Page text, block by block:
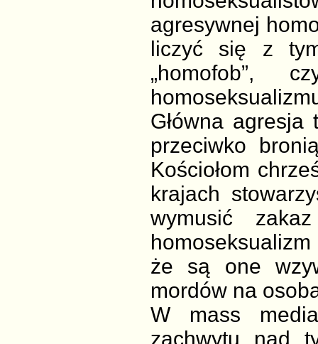
agresywnej
liczyć się z
„homofob”,
Główna
przeciwko
Kościołom
krajach
wymusić
że są one
mordów na
W mass
zachwytu nad